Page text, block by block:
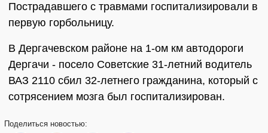
Пострадавшего с травмами госпитализировали в
первую горбольницу.
В Дергачевском районе на 1-ом км автодороги
Дергачи - посело Советские 31-летний водитель
ВАЗ 2110 сбил 32-летнего гражданина, который с
сотрясением мозга был госпитализирован.
Поделиться новостью: